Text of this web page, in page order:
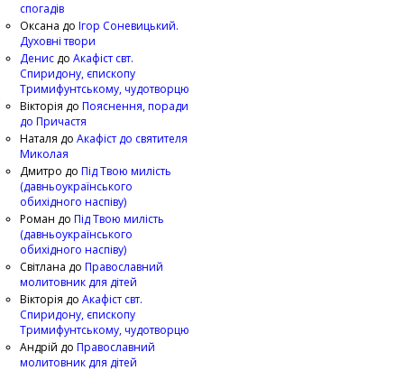
спогадів
Оксана до Ігор Соневицький.
Духовні твори
Денис до Акафіст свт.
Спиридону, єпископу
Тримифунтському, чудотворцю
Вікторія до Пояснення, поради
до Причастя
Наталя до Акафіст до святителя
Миколая
Дмитро до Під Твою милість
(давньоукраїнського
обихідного наспіву)
Роман до Під Твою милість
(давньоукраїнського
обихідного наспіву)
Світлана до Православний
молитовник для дітей
Вікторія до Акафіст свт.
Спиридону, єпископу
Тримифунтському, чудотворцю
Андрій до Православний
молитовник для дітей